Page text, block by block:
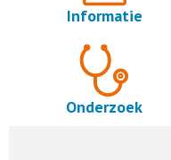
Informatie
Onderzoek